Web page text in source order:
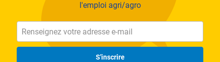
l'emploi agri/agro
S'inscrire